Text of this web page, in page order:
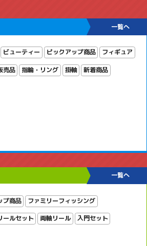
一覧へ
ビューティー ピックアップ商品 フィギュア
売品 指輪・リング 掛軸 新着商品
一覧へ
プ商品 ファミリーフィッシング
ールセット 両軸リール 入門セット